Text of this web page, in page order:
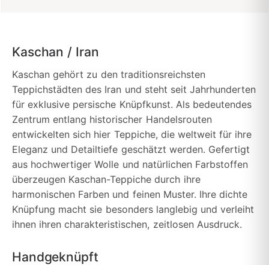
Kaschan / Iran
Kaschan gehört zu den traditionsreichsten
Teppichstädten des Iran und steht seit Jahrhunderten
für exklusive persische Knüpfkunst. Als bedeutendes
Zentrum entlang historischer Handelsrouten
entwickelten sich hier Teppiche, die weltweit für ihre
Eleganz und Detailtiefe geschätzt werden. Gefertigt
aus hochwertiger Wolle und natürlichen Farbstoffen
überzeugen Kaschan-Teppiche durch ihre
harmonischen Farben und feinen Muster. Ihre dichte
Knüpfung macht sie besonders langlebig und verleiht
ihnen ihren charakteristischen, zeitlosen Ausdruck.
Handgeknüpft